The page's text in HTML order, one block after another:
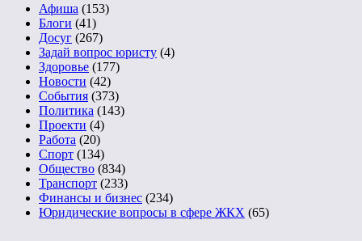
Афиша (153)
Блоги (41)
Досуг (267)
Задай вопрос юристу (4)
Здоровье (177)
Новости (42)
События (373)
Политика (143)
Проекти (4)
Работа (20)
Спорт (134)
Общество (834)
Транспорт (233)
Финансы и бизнес (234)
Юридические вопросы в сфере ЖКХ (65)